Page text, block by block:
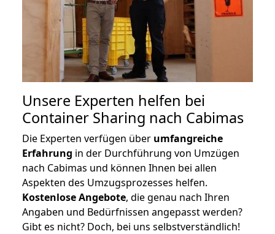
Unsere Experten helfen bei
Container Sharing nach Cabimas
Die Experten verfügen über umfangreiche
Erfahrung in der Durchführung von Umzügen
nach Cabimas und können Ihnen bei allen
Aspekten des Umzugsprozesses helfen.
Kostenlose Angebote, die genau nach Ihren
Angaben und Bedürfnissen angepasst werden?
Gibt es nicht? Doch, bei uns selbstverständlich!